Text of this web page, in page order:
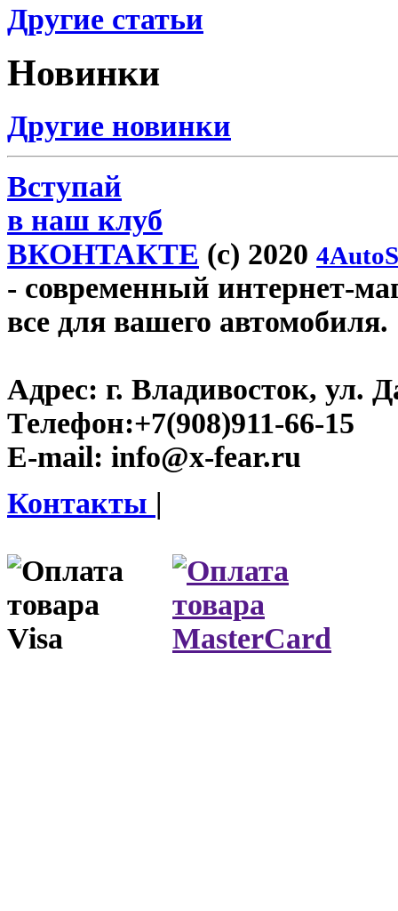
Другие статьи
Новинки
Другие новинки
Вступай
в наш клуб
ВКОНТАКТЕ (c) 2020
- современный интернет-
все для вашего автомобиля.
Адрес: г. Владивосток, ул.
Телефон:+7(908)911-66-15
E-mail: info@x-fear.ru
Контакты |